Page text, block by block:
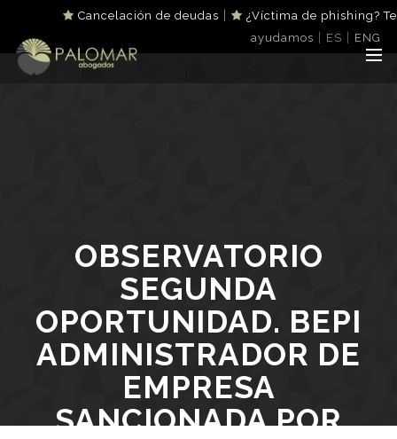
Cancelación de deudas
¿Víctima de phishing? Te
ayudamos
ES ENG
OBSERVATORIO
SEGUNDA
OPORTUNIDAD. BEPI
ADMINISTRADOR DE
EMPRESA
SANCIONADA POR